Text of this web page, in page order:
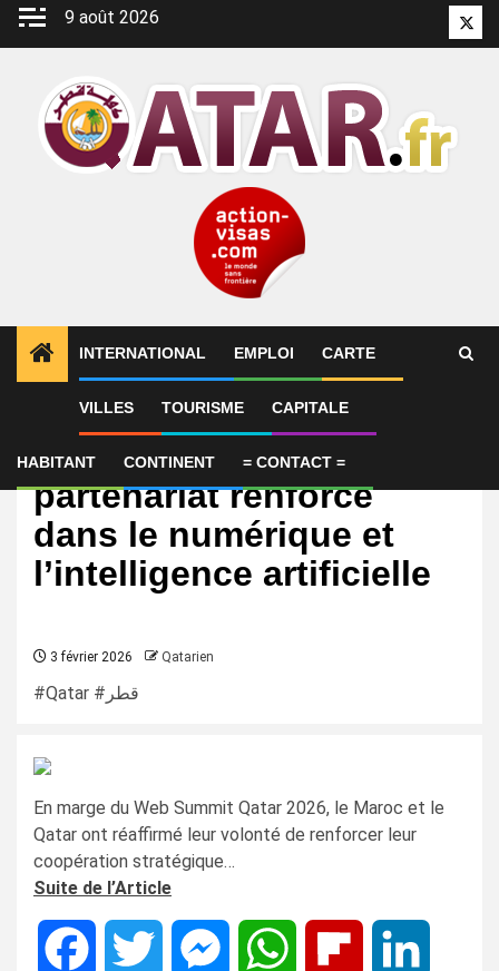
Aller
9 août 2026
INTERNATIONAL EMPLOI CARTE
VILLES TOURISME CAPITALE
HABITANT CONTINENT = CONTACT =
International
Maroc–Qatar : un
partenariat renforcé
dans le numérique et
l’intelligence artificielle
3 février 2026 Qatarien
#Qatar #قطر
En marge du Web Summit Qatar 2026, le Maroc et le
Qatar ont réaffirmé leur volonté de renforcer leur
coopération stratégique…
Suite de l’Article
Facebook Twitter MessengerWhatsApp Flipboard